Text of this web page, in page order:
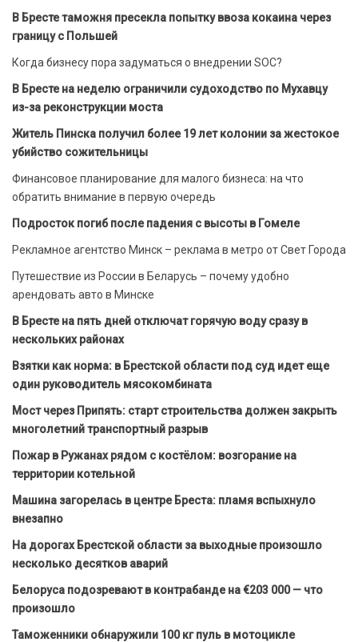
В Бресте таможня пресекла попытку ввоза кокаина через
границу с Польшей
Когда бизнесу пора задуматься о внедрении SOC?
В Бресте на неделю ограничили судоходство по Мухавцу
из-за реконструкции моста
Житель Пинска получил более 19 лет колонии за жестокое
убийство сожительницы
Финансовое планирование для малого бизнеса: на что
обратить внимание в первую очередь
Подросток погиб после падения с высоты в Гомеле
Рекламное агентство Минск – реклама в метро от Свет Города
Путешествие из России в Беларусь – почему удобно
арендовать авто в Минске
В Бресте на пять дней отключат горячую воду сразу в
нескольких районах
Взятки как норма: в Брестской области под суд идет еще
один руководитель мясокомбината
Мост через Припять: старт строительства должен закрыть
многолетний транспортный разрыв
Пожар в Ружанах рядом с костёлом: возгорание на
территории котельной
Машина загорелась в центре Бреста: пламя вспыхнуло
внезапно
На дорогах Брестской области за выходные произошло
несколько десятков аварий
Белоруса подозревают в контрабанде на €203 000 — что
произошло
Таможенники обнаружили 100 кг пуль в мотоцикле